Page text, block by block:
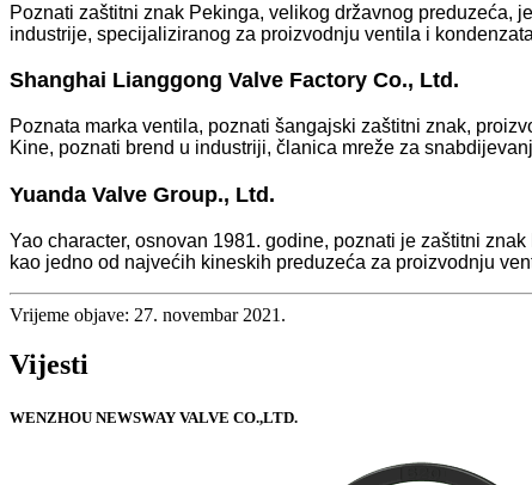
Poznati zaštitni znak Pekinga, velikog državnog preduzeća,
industrije, specijaliziranog za proizvodnju ventila i
Shanghai Lianggong Valve Factory Co., Ltd.
Poznata marka ventila, poznati šangajski zaštitni znak,
Kine, poznati brend u industriji, članica mreže za
Yuanda Valve Group., Ltd.
Yao character, osnovan 1981. godine, poznati je zaštitni
kao jedno od najvećih kineskih preduzeća za proizvodnju
Vrijeme objave: 27. novembar 2021.
Vijesti
WENZHOU NEWSWAY VALVE CO.,LTD.